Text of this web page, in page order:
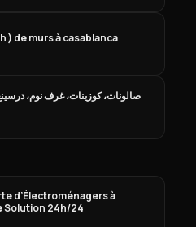
Peintre ( Sebbagh ) de murs à casablanca
صالونات، كوزينات، غرف نوم،
d’Électroménagers à
Solution 24h/24